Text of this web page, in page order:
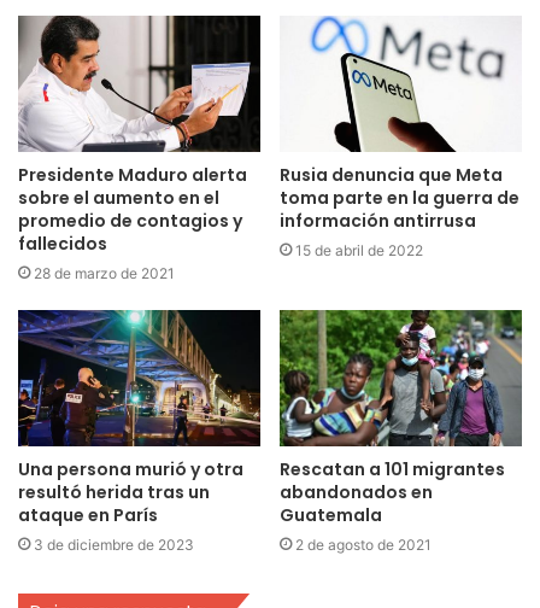
Presidente Maduro alerta
sobre el aumento en el
promedio de contagios y
fallecidos
28 de marzo de 2021
Rusia denuncia que Meta
toma parte en la guerra de
información antirrusa
15 de abril de 2022
Una persona murió y otra
resultó herida tras un
ataque en París
3 de diciembre de 2023
Rescatan a 101 migrantes
abandonados en
Guatemala
2 de agosto de 2021